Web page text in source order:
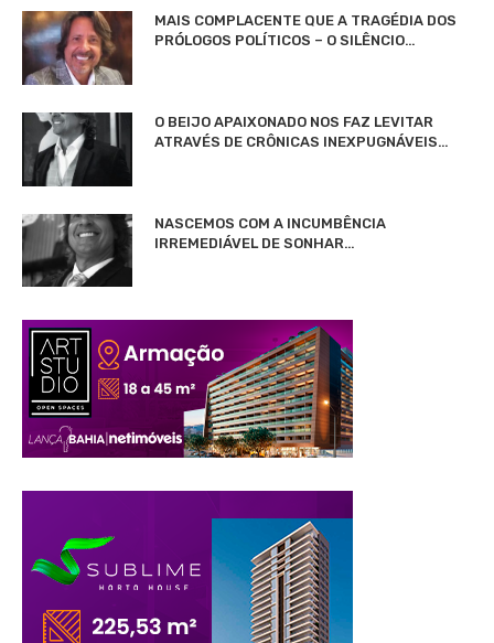
MAIS COMPLACENTE QUE A TRAGÉDIA DOS
PRÓLOGOS POLÍTICOS – O SILÊNCIO…
O BEIJO APAIXONADO NOS FAZ LEVITAR
ATRAVÉS DE CRÔNICAS INEXPUGNÁVEIS…
NASCEMOS COM A INCUMBÊNCIA
IRREMEDIÁVEL DE SONHAR…